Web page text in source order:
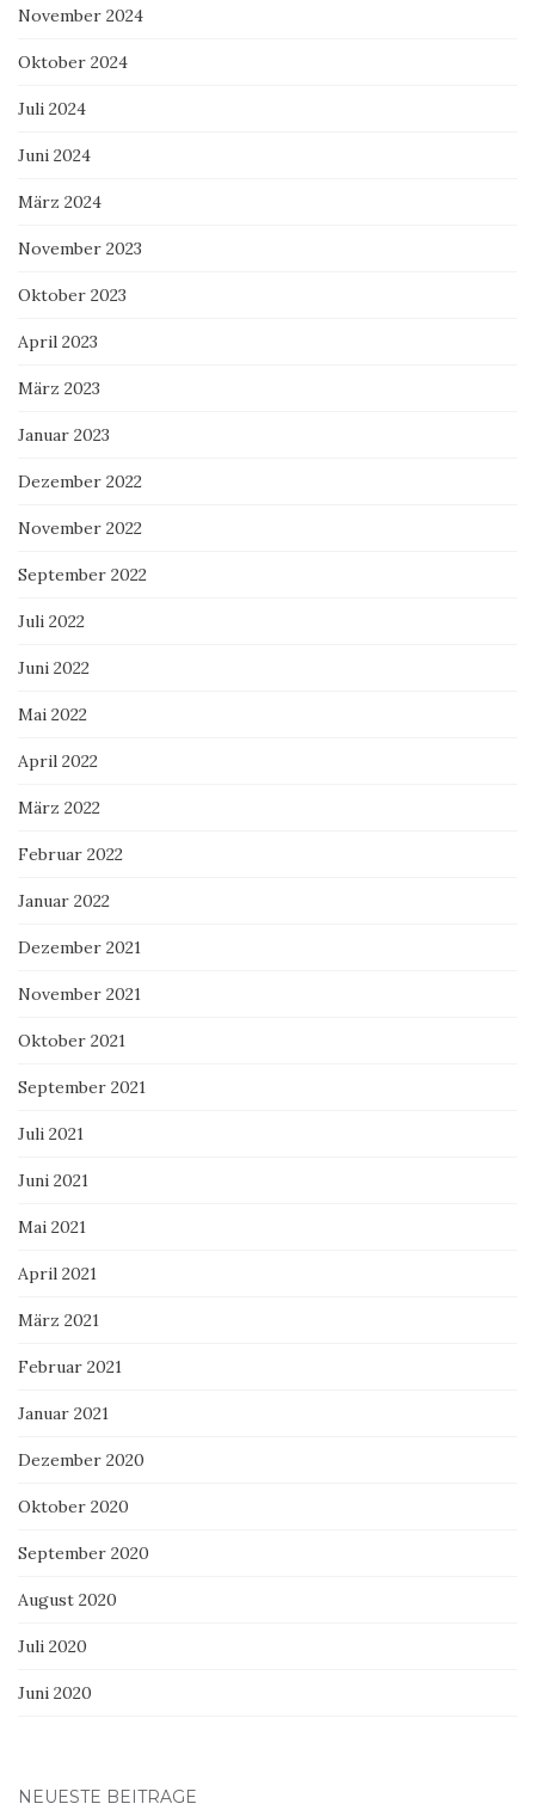
November 2024
Oktober 2024
Juli 2024
Juni 2024
März 2024
November 2023
Oktober 2023
April 2023
März 2023
Januar 2023
Dezember 2022
November 2022
September 2022
Juli 2022
Juni 2022
Mai 2022
April 2022
März 2022
Februar 2022
Januar 2022
Dezember 2021
November 2021
Oktober 2021
September 2021
Juli 2021
Juni 2021
Mai 2021
April 2021
März 2021
Februar 2021
Januar 2021
Dezember 2020
Oktober 2020
September 2020
August 2020
Juli 2020
Juni 2020
NEUESTE BEITRÄGE